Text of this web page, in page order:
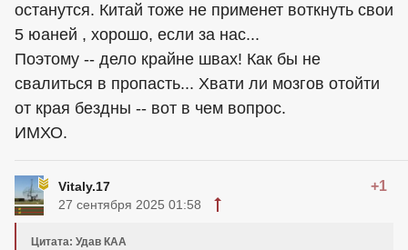
останутся. Китай тоже не применет воткнуть свои
5 юаней , хорошо, если за нас...
Поэтому -- дело крайне швах! Как бы не
свалиться в пропасть... Хвати ли мозгов отойти
от края бездны -- вот в чем вопрос.
ИМХО.
Vitaly.17 +1
27 сентября 2025 01:58
Цитата: Удав КАА